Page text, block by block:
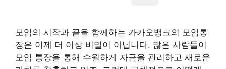
모임의 시작과 끝을 함께하는 카카오뱅크의 모임통
장은 이제 더 이상 비밀이 아닙니다. 많은 사람들이
모임 통장을 통해 수월하게 자금을 관리하고 새로운